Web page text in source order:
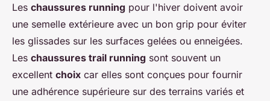
Les chaussures running pour l'hiver doivent avoir
une semelle extérieure avec un bon grip pour éviter
les glissades sur les surfaces gelées ou enneigées.
Les chaussures trail running sont souvent un
excellent choix car elles sont conçues pour fournir
une adhérence supérieure sur des terrains variés et